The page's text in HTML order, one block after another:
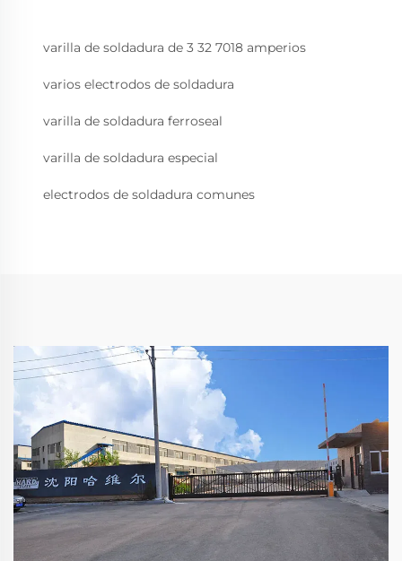
varilla de soldadura de 3 32 7018 amperios
varios electrodos de soldadura
varilla de soldadura ferroseal
varilla de soldadura especial
electrodos de soldadura comunes